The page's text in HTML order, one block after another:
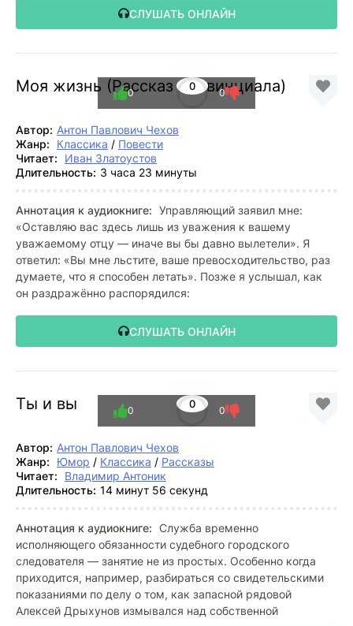
СЛУШАТЬ ОНЛАЙН
Моя жизнь (Рассказ провинциала)
0
0 0
Автор: Антон Павлович Чехов
Жанр:
Классика / Повести
Читает:
Иван Златоустов
Длительность: 3 часа 23 минуты
Аннотация к аудиокниге: Управляющий заявил мне:
«Оставляю вас здесь лишь из уважения к вашему
уважаемому отцу — иначе вы бы давно вылетели». Я
ответил: «Вы мне льстите, ваше превосходительство, раз
думаете, что я способен летать». Позже я услышал, как
он раздражённо распорядился:
СЛУШАТЬ ОНЛАЙН
Ты и вы 0
0 0
Автор: Антон Павлович Чехов
Жанр:
Юмор / Классика / Рассказы
Читает:
Владимир Антоник
Длительность: 14 минут 56 секунд
Аннотация к аудиокниге: Служба временно
исполняющего обязанности судебного городского
следователя — занятие не из простых. Особенно когда
приходится, например, разбираться со свидетельскими
показаниями по делу о том, как запасной рядовой
Алексей Дрыхунов измывался над собственной